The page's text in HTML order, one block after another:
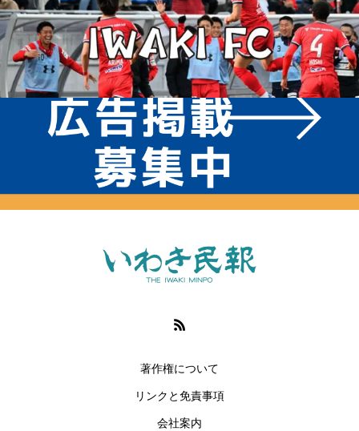
著作権について
リンクと免責事項
会社案内